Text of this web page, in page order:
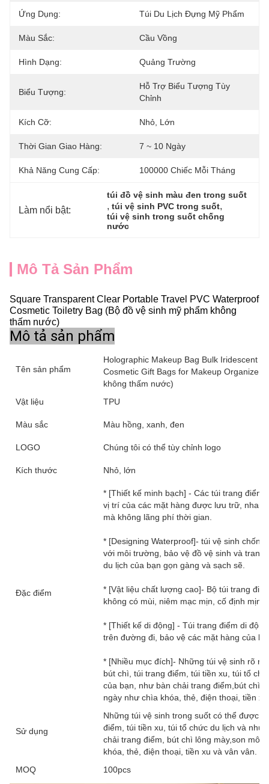
Ứng Dụng: Túi Du Lịch Đựng Mỹ Phẩm
Màu Sắc: Cầu Vồng
Hình Dạng: Quảng Trường
Biểu Tượng:
Hỗ Trợ Biểu Tượng Tùy
Chỉnh
Kích Cỡ: Nhỏ, Lớn
Thời Gian Giao Hàng: 7 ~ 10 Ngày
Khả Năng Cung Cấp: 100000 Chiếc Mỗi Tháng
Làm nổi bật:
túi đồ vệ sinh màu đen trong suốt
, túi vệ sinh PVC trong suốt,
túi vệ sinh trong suốt chống
nước
Mô Tả Sản Phẩm
Square Transparent Clear Portable Travel PVC Waterproof
Cosmetic Toiletry Bag (Bộ đồ vệ sinh mỹ phẩm không
thấm nước)
Mô tả sản phẩm
Tên sản phẩm
Holographic Makeup Bag Bulk Iridescent
Cosmetic Gift Bags for Makeup
không thấm nước)
Vật liệu
TPU
Màu sắc Màu hồng, xanh, đen
LOGO Chúng tôi có thể tùy chỉnh logo
Kích thước Nhỏ, lớn
Đặc điểm
* [Thiết kế minh bạch] - Các túi trang
vị trí của các mặt hàng được lưu trữ,
mà không lãng phí thời gian.
* [Designing Waterproof]- túi vệ sinh
với môi trường, bảo vệ đồ vệ sinh và
du lịch của bạn gọn gàng và sạch sẽ.
* [Vật liệu chất lượng cao]- Bộ túi trang
không có mùi, niêm mạc mịn, cố định mịn.
* [Thiết kế di động] - Túi trang điểm di
trên đường đi, bảo vệ các mặt hàng của
* [Nhiều mục đích]- Những túi vệ sinh rõ
bút chì, túi trang điểm, túi tiền xu, túi tổ
của bạn, như bàn chải trang điểm,bút chì
ngày như chìa khóa, thẻ, điện thoại, tiền
Sử dụng
Những túi vệ sinh trong suốt có thể được
điểm, túi tiền xu, túi tổ chức du lịch và
chải trang điểm, bút chì lông mày,son môi
khóa, thẻ, điện thoại, tiền xu và vân vân.
MOQ
100pcs